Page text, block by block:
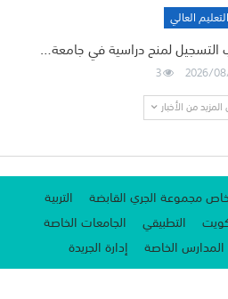
التعليم العالي
التسجيل لمنح دراسية في جامعة…
2026/
3
من الأخبار
خاص مجموعة الجري القابضة
التربية
التطبيقي
الجامعات الخاصة
المدارس الخاصة إدارة الجريدة